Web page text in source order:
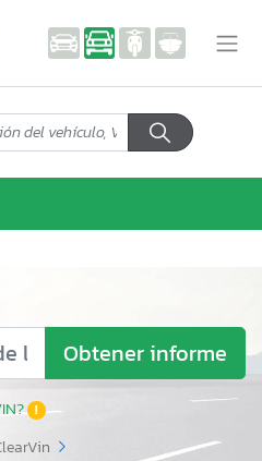
Obtener informe
!